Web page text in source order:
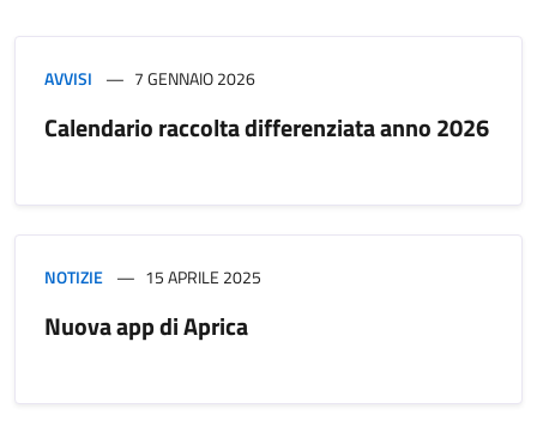
AVVISI 7 GENNAIO 2026
Calendario raccolta differenziata anno 2026
NOTIZIE 15 APRILE 2025
Nuova app di Aprica